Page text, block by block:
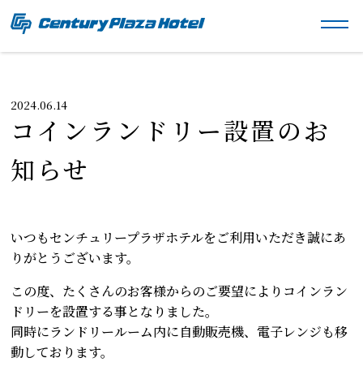
2024.06.14
コインランドリー設置のお
知らせ
いつもセンチュリープラザホテルをご利用いただき誠にあ
りがとうございます。
この度、たくさんのお客様からのご要望によりコインラン
ドリーを設置する事となりました。
同時にランドリールーム内に自動販売機、電子レンジも移
動しております。